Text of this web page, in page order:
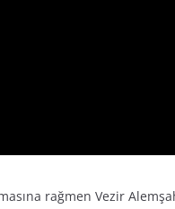
rağmen Vezir